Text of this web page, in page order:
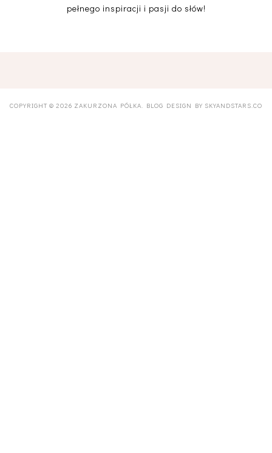
pełnego inspiracji i pasji do słów!
COPYRIGHT © 2026 ZAKURZONA PÓŁKA. BLOG DESIGN BY SKYANDSTARS.CO